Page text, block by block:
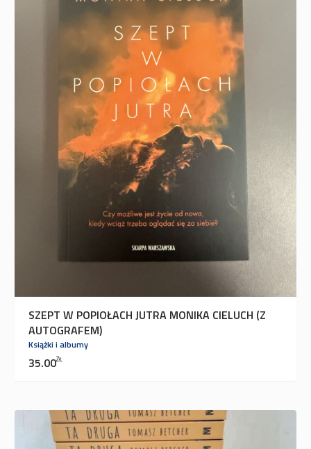
SZEPT W POPIOŁACH JUTRA MONIKA CIELUCH (Z
AUTOGRAFEM)
Książki i albumy
35.00ZŁ